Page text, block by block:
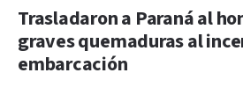
Trasladaron a Paraná al
graves quemaduras al
embarcación